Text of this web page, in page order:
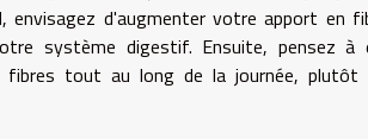
d'augmenter votre apport en
système digestif. Ensuite, pensez à
tout au long de la journée, plutôt